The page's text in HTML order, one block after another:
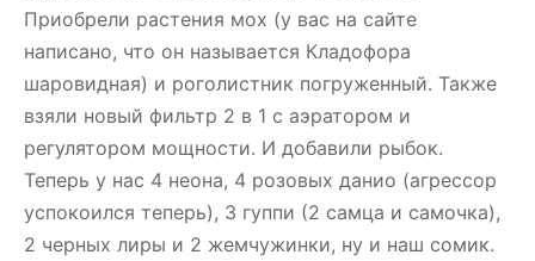
Приобрели растения мох (у вас на сайте
написано, что он называется Кладофора
шаровидная) и роголистник погруженный. Также
взяли новый фильтр 2 в 1 с аэратором и
регулятором мощности. И добавили рыбок.
Теперь у нас 4 неона, 4 розовых данио (агрессор
успокоился теперь), 3 гуппи (2 самца и самочка),
2 черных лиры и 2 жемчужинки, ну и наш сомик.